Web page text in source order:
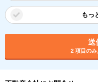
もっ
送
2 項目のみ